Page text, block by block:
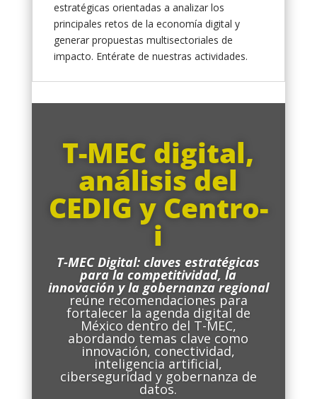
estratégicas orientadas a analizar los
principales retos de la economía digital y
generar propuestas multisectoriales de
impacto. Entérate de nuestras actividades.
T-MEC digital,
análisis del
CEDIG y Centro-
i
T-MEC Digital: claves estratégicas
para la competitividad, la
innovación y la gobernanza regional
reúne recomendaciones para
fortalecer la agenda digital de
México dentro del T-MEC,
abordando temas clave como
innovación, conectividad,
inteligencia artificial,
ciberseguridad y gobernanza de
datos.